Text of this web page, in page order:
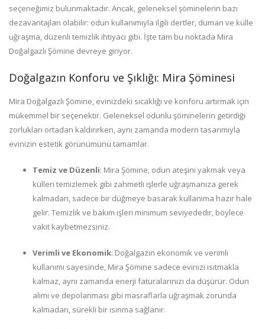
seçeneğimiz bulunmaktadır. Ancak, geleneksel şöminelerin bazı
dezavantajları olabilir: odun kullanımıyla ilgili dertler, duman ve külle
uğraşma, düzenli temizlik ihtiyacı gibi. İşte tam bu noktada Mira
Doğalgazlı Şömine devreye giriyor.
Doğalgazın Konforu ve Şıklığı: Mira Şöminesi
Mira Doğalgazlı Şömine, evinizdeki sıcaklığı ve konforu artırmak için
mükemmel bir seçenektir. Geleneksel odunlu şöminelerin getirdiği
zorlukları ortadan kaldırırken, aynı zamanda modern tasarımıyla
evinizin estetik görünümünü tamamlar.
Temiz ve Düzenli: Mira Şömine, odun ateşini yakmak veya
külleri temizlemek gibi zahmetli işlerle uğraşmanıza gerek
kalmadan, sadece bir düğmeye basarak kullanıma hazır hale
gelir. Temizlik ve bakım işleri minimum seviyededir, böylece
vakit kaybetmezsiniz.
Verimli ve Ekonomik: Doğalgazın ekonomik ve verimli
kullanımı sayesinde, Mira Şömine sadece evinizi ısıtmakla
kalmaz, aynı zamanda enerji faturalarınızı da düşürür. Odun
alımı ve depolanması gibi masraflarla uğraşmak zorunda
kalmadan, sürekli bir ısınma sağlanır.